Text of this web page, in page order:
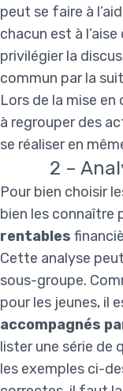
peut se faire à
chacun est à
privilégier la
commun par la
Lors de la mise
à regrouper des
se réaliser en
2 –
Pour bien choisir
bien les connaître
rentables
Cette analyse
sous-groupe.
pour les jeunes, il
accompagnés
lister une série de
les exemples ci-